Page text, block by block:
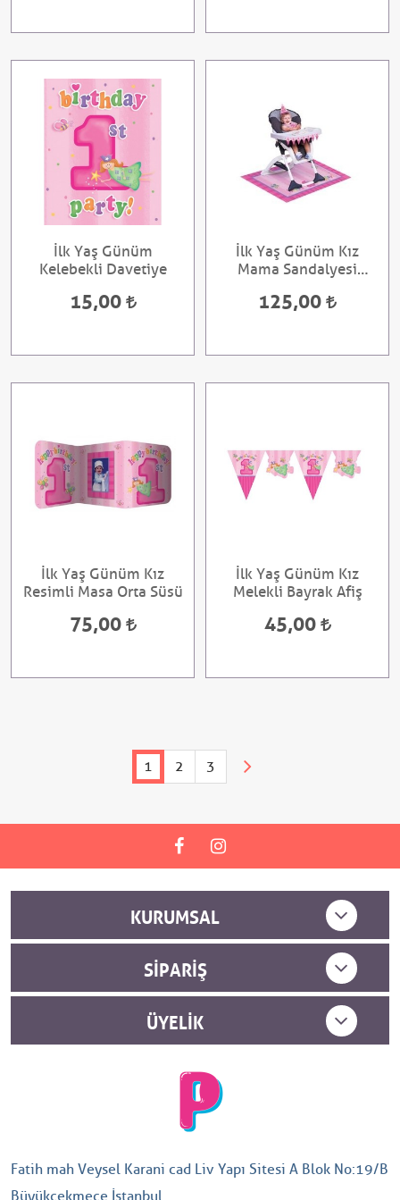
İlk Yaş Günüm
Kelebekli Davetiye
15,00
İlk Yaş Günüm Kız
Mama Sandalyesi
125,00
İlk Yaş Günüm Kız
Resimli Masa Orta Süsü
75,00
İlk Yaş Günüm Kız
Melekli Bayrak Afiş
45,00
1 2 3
KURUMSAL
SIPARIŞ
ÜYELIK
Fatih mah Veysel Karani cad Liv Yapı Sitesi A Blok No:19/B
Büyükçekmece İstanbul